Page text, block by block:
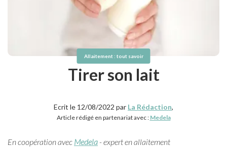
Allaitement : tout savoir
Tirer son lait
Ecrit le 12/08/2022 par La Rédaction,
Article rédigé en partenariat avec : Medela
En coopération avec Medela - expert en allaitement